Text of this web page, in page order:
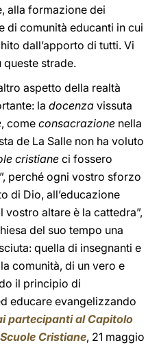
alla formazione dei
di comunità educanti in cui
dall’apporto di tutti. Vi
strade.
aspetto della realtà
la docenza vissuta
, come consacrazione nella
de La Salle non ha voluto
cristianeci fossero
perché ogni vostro sforzo
di Dio, all’educazione
vostro altare è la cattedra”,
del suo tempo una
quella di insegnanti e
comunità, di un vero e
il principio di
educare evangelizzando
partecipanti al Capitolo
Cristiane, 21 maggio